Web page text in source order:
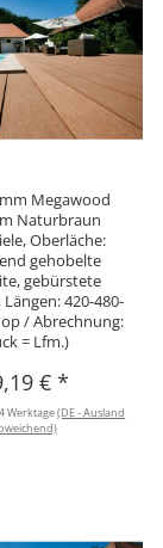
Megawood
Naturbraun
Oberläche:
gehobelte
gebürstete
420-480-
/ Abrechnung:
= Lfm.)
€ *
Werktage(DE - Ausland